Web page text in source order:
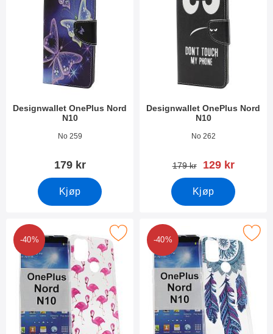
Designwallet OnePlus Nord
N10
Varenummer 38881
No 259
179 kr
Kjøp
Designwallet OnePlus Nord
N10
Varenummer 38880
No 262
gammel pris
179 kr ny pris
129 kr
Kjøp
-40%
tPU Designdeksel OnePlus Nord N10 som favoritt
-40%
Merk tPU Designdeksel